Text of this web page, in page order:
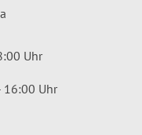
Uhr
16:00 Uhr